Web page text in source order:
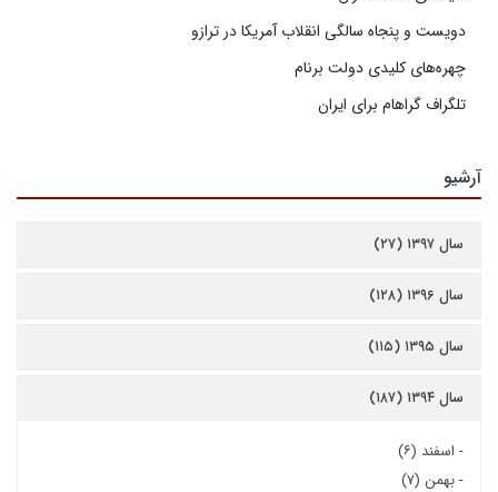
دویست و پنجاه سالگی انقلاب آمریکا در ترازو
چهره‌های کلیدی دولت برنام
تلگراف گراهام برای ایران
آرشیو
سال ۱۳۹۷ (۲۷)
سال ۱۳۹۶ (۱۲۸)
سال ۱۳۹۵ (۱۱۵)
سال ۱۳۹۴ (۱۸۷)
- اسفند (۶)
-بهمن (۷)